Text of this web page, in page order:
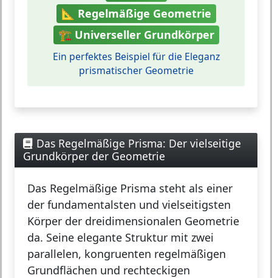
📐 Regelmäßige Geometrie
🏗️ Universeller Grundkörper
Ein perfektes Beispiel für die Eleganz
prismatischer Geometrie
Das Regelmäßige Prisma: Der vielseitige
Grundkörper der Geometrie
Das Regelmäßige Prisma steht als einer
der fundamentalsten und vielseitigsten
Körper der dreidimensionalen Geometrie
da. Seine elegante Struktur mit zwei
parallelen, kongruenten regelmäßigen
Grundflächen und rechteckigen